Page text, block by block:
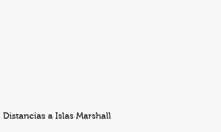
Distancias a Islas Marshall